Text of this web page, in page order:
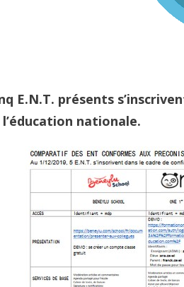
E.N.T. présents
l’éducation nationale.